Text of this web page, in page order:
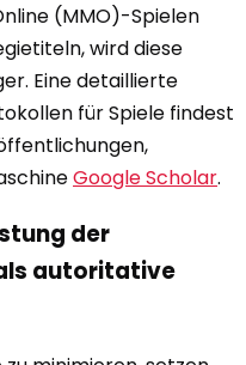
(MMO)-Spielen
wird diese
Eine detaillierte
für Spiele findest
Google Scholar.
der
autoritative